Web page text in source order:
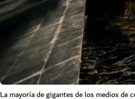
La mayoría de gigantes de los medios